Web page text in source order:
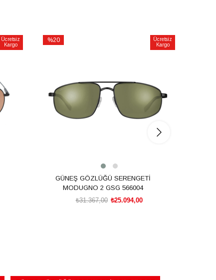
Ücretsiz
Kargo
%20
Ücretsiz
Kargo
GÜNEŞ GÖZLÜĞÜ SERENGETİ
MODUGNO 2 GSG 566004
₺25.094,00
₺31.367,00